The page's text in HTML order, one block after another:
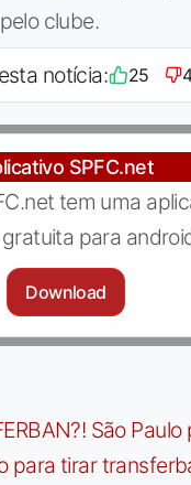
clube.
notícia: 25
SPFC.net
tem uma
gratuita para
Download
São Paulo
para tirar